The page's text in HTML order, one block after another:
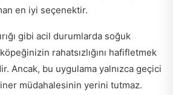
en iyi seçenektir.
gibi acil durumlarda soğuk
rahatsızlığını hafifletmek
Ancak, bu uygulama yalnızca geçici
müdahalesinin yerini tutmaz.